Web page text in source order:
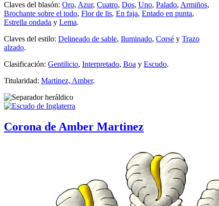
Claves del blasón: Oro, Azur, Cuatro, Dos, Uno, Palado, Armiños,
Brochante sobre el todo, Flor de lis, En faja, Entado en punta,
Estrella ondada y Lema.
Claves del estilo: Delineado de sable, Iluminado, Corsé y Trazo
alzado.
Clasificación: Gentilicio, Interpretado, Boa y Escudo.
Titularidad: Martinez, Amber.
Corona de Amber Martinez